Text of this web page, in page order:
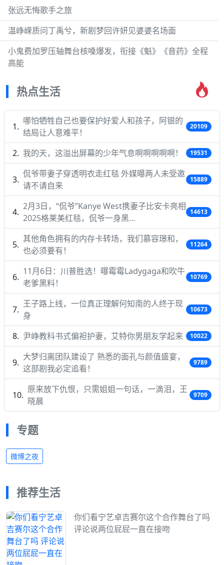
张远无悔歌手之旅
温峥嵘质问丁禹兮，新剧梦回许妍见婆婆名场面
小鬼费加罗压轴舞台核嗓爆发，衔接《魁》《音药》全程
高能
热点生活
哪怕牺牲自己也要保护好爱人和孩子，阿银的
结局让人意难平！
20109
我的天，这溢出屏幕的少年气息啊啊啊啊啊！ 19531
侃爷带妻子穿透明衣走红毯 外媒曝两人未受邀
请不请自来
15889
2月3日，“侃爷”Kanye West携妻子比安卡亮相
2025格莱美红毯，侃爷一身黑…
14613
其他角色拥有的内存卡转场，我们慕容璟和，
也必须要有！
11264
11月6日：川普胜选！曝霉霉Ladygaga和吹牛
老爹黑料！
10769
王子路上线，一位真正理解何知南的人终于现
身
10673
尹峥教科书式偏袒护妻，艾特你男朋友学起来 10022
大梦归离团队建设了 熟悉的面孔与颜值盛宴，
这部剧我必定追看！
9789
原来放下仇恨，只需姐姐一句话，一滴泪，王
晓晨
9709
专题
微博之夜
推荐生活
你们看宁艺卓吉赛尔这个合作舞台了吗
评论说两位屁屁一直在接吻